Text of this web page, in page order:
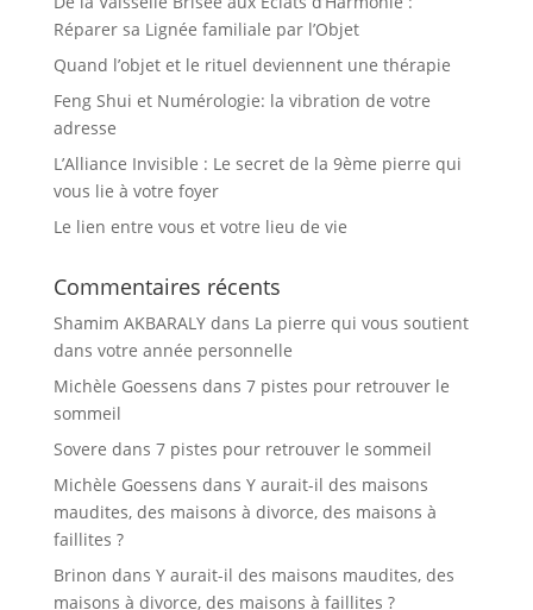
Réparer sa Lignée familiale par l’Objet
Quand l’objet et le rituel deviennent une thérapie
Feng Shui et Numérologie: la vibration de votre
adresse
L’Alliance Invisible : Le secret de la 9ème pierre qui
vous lie à votre foyer
Le lien entre vous et votre lieu de vie
Commentaires récents
Shamim AKBARALYdans La pierre qui vous soutient
dans votre année personnelle
Michèle Goessens dans 7 pistes pour retrouver le
sommeil
Sovere dans 7 pistes pour retrouver le sommeil
Michèle Goessens dans Y aurait-il des maisons
maudites, des maisons à divorce, des maisons à
faillites ?
Brinon dans Y aurait-il des maisons maudites, des
maisons à divorce, des maisons à faillites ?